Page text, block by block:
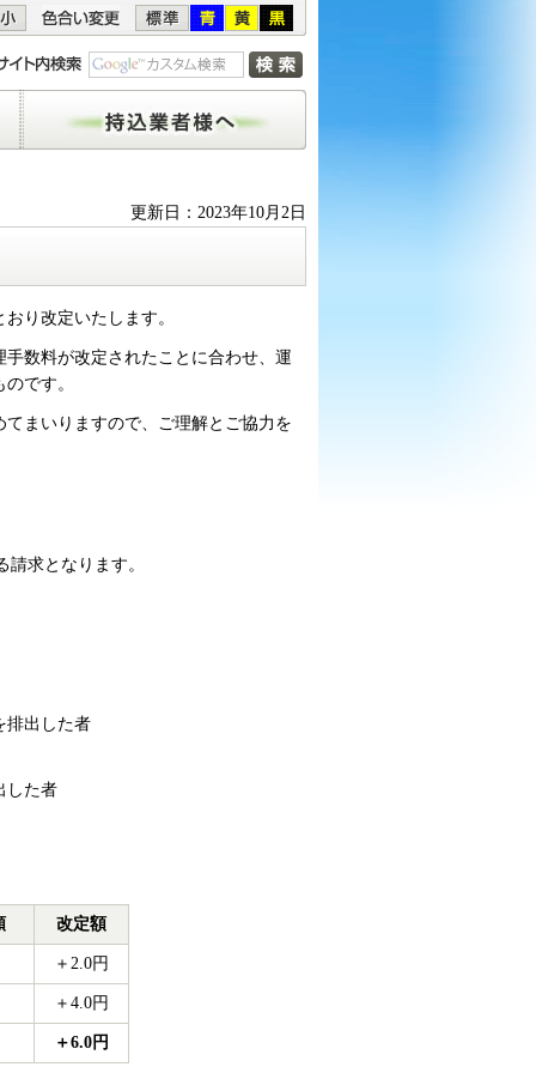
持込業者様へ
更新日：2023年10月2日
り改定いたします。
数料が改定されたことに合わせ、運
です。
まいりますので、ご理解とご協力を
求となります。
排出した者
した者
改定額
＋2.0円
＋4.0円
＋6.0円